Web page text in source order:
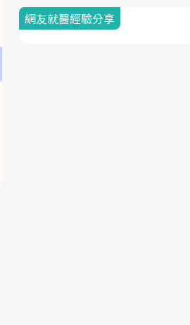
網友就醫經驗分享